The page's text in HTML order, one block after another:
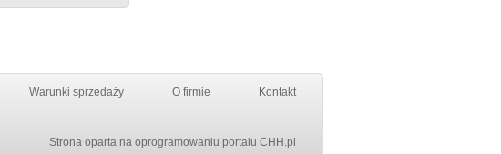
Warunki sprzedaży O firmie Kontakt
Strona oparta na oprogramowaniu portalu CHH.pl